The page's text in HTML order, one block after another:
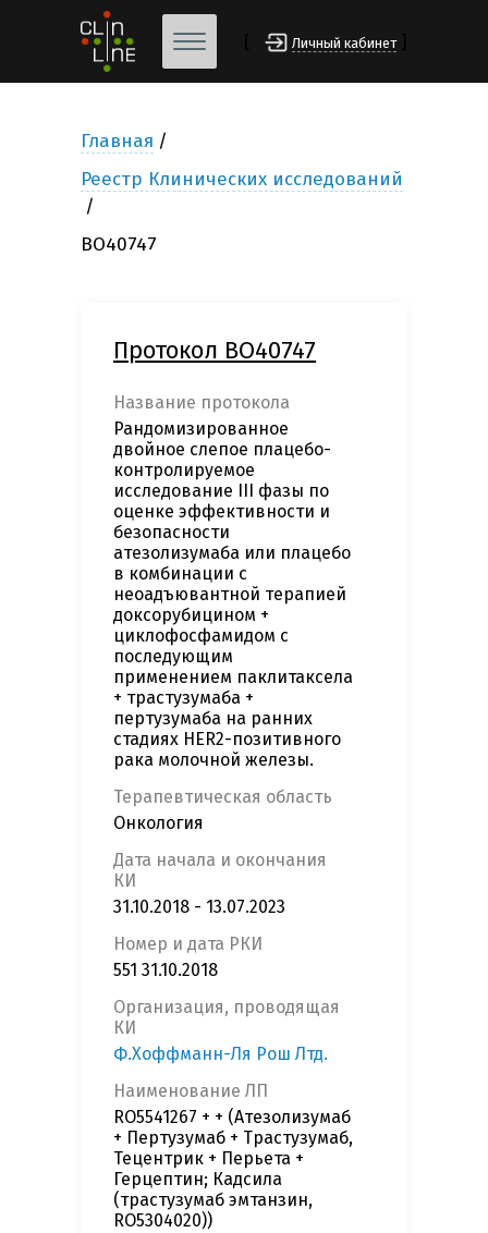
Личный кабинет
Главная
Реестр Клинических исследований
ВО40747
Протокол ВО40747
Название протокола
Рандомизированное
двойное слепое плацебо-
контролируемое
исследование III фазы по
оценке эффективности и
безопасности
атезолизумаба или плацебо
в комбинации с
неоадъювантной терапией
доксорубицином +
циклофосфамидом с
последующим
применением паклитаксела
+ трастузумаба +
пертузумаба на ранних
стадиях HER2-позитивного
рака молочной железы.
Терапевтическая область
Онкология
Дата начала и окончания
КИ
31.10.2018 - 13.07.2023
Номер и дата РКИ
551 31.10.2018
Организация, проводящая
КИ
Ф.Хоффманн-Ля Рош Лтд.
Наименование ЛП
RO5541267 + + (Атезолизумаб
+ Пертузумаб + Трастузумаб,
Тецентрик + Перьета +
Герцептин; Кадсила
(трастузумаб эмтанзин,
RO5304020))